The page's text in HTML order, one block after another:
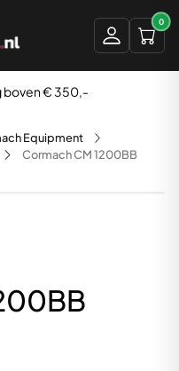
0
boven € 350,-
Equipment
Cormach CM 1200BB